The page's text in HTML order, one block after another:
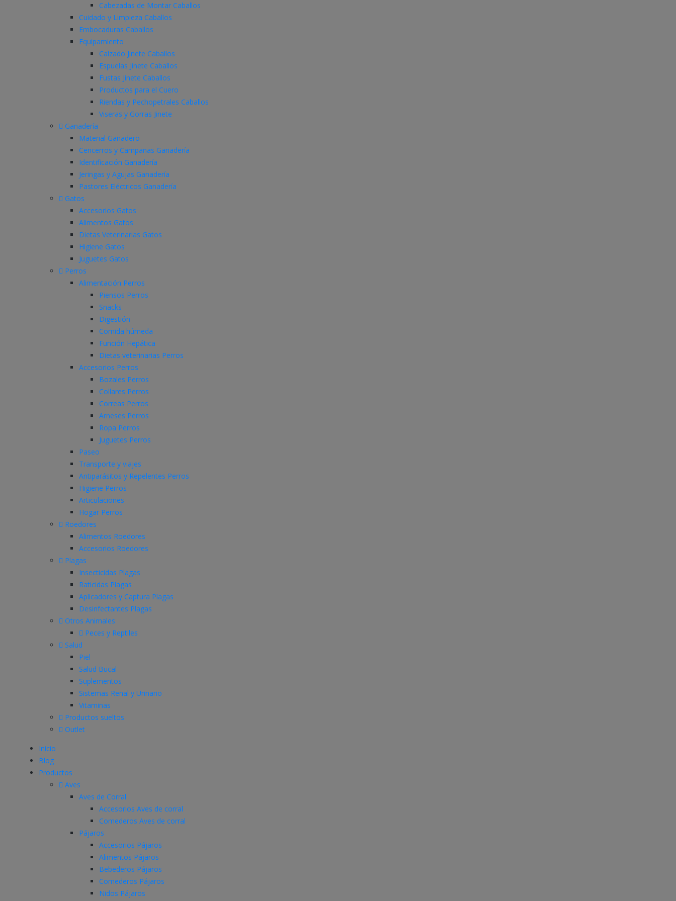
Cabezadas de Montar Caballos
Cuidado y Limpieza Caballos
Embocaduras Caballos
Equipamiento
Calzado Jinete Caballos
Espuelas Jinete Caballos
Fustas Jinete Caballos
Productos para el Cuero
Riendas y Pechopetrales Caballos
Viseras y Gorras Jinete
Ganadería
Material Ganadero
Cencerros y Campanas Ganadería
Identificación Ganadería
Jeringas y Agujas Ganadería
Pastores Eléctricos Ganadería
Gatos
Accesorios Gatos
Alimentos Gatos
Dietas Veterinarias Gatos
Higiene Gatos
Juguetes Gatos
Perros
Alimentación Perros
Piensos Perros
Snacks
Digestión
Comida húmeda
Función Hepática
Dietas veterinarias Perros
Accesorios Perros
Bozales Perros
Collares Perros
Correas Perros
Arneses Perros
Ropa Perros
Juguetes Perros
Paseo
Transporte y viajes
Antiparásitos y Repelentes Perros
Higiene Perros
Articulaciones
Hogar Perros
Roedores
Alimentos Roedores
Accesorios Roedores
Plagas
Insecticidas Plagas
Raticidas Plagas
Aplicadores y Captura Plagas
Desinfectantes Plagas
Otros Animales
Peces y Reptiles
Salud
Piel
Salud Bucal
Suplementos
Sistemas Renal y Urinario
Vitaminas
Productos sueltos
Outlet
Inicio
Blog
Productos
Aves
Aves de Corral
Accesorios Aves de corral
Comederos Aves de corral
Pájaros
Accesorios Pájaros
Alimentos Pájaros
Bebederos Pájaros
Comederos Pájaros
Nidos Pájaros